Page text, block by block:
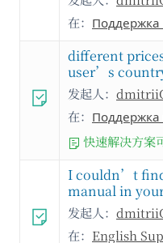
在： Поддержка
different
user’s
发起人：
在： Поддержка
快速解决方案
I couldn’t
manual in
发起人：
在： English